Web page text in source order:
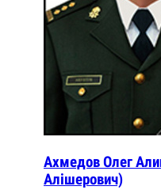
Ахмедов Олег
Алішерович)